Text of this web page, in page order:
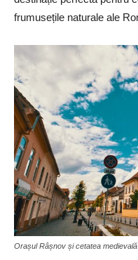
frumusețile naturale ale
Orașul Râșnov și cetatea medievală